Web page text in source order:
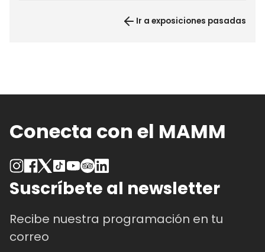
Ir a exposiciones pasadas
Conecta con el MAMM
Suscríbete al newsletter
Recibe nuestra programación en tu
correo